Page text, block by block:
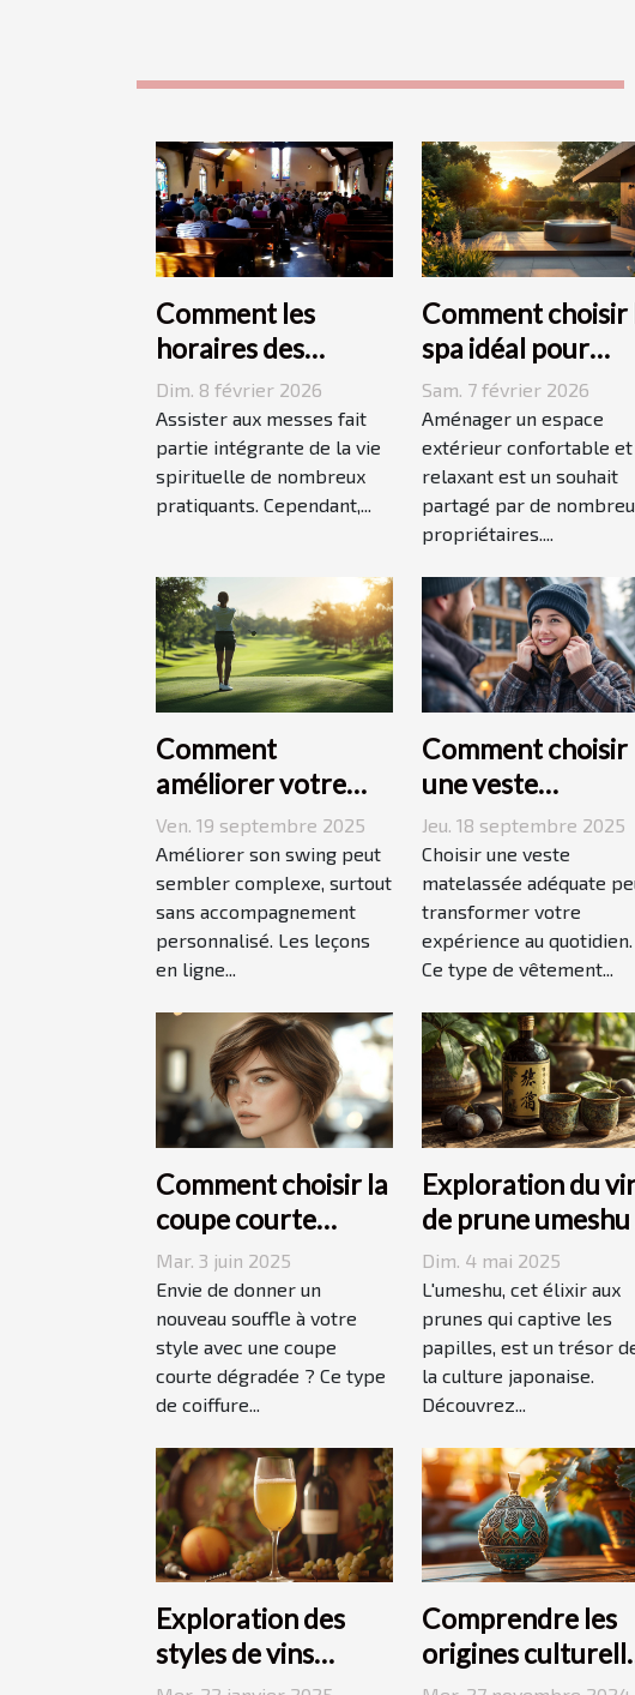
Comment les
horaires des
messes facilitent la
vie des pratiquants
?
Dim. 8 février 2026
Assister aux messes fait
partie intégrante de la vie
spirituelle de nombreux
pratiquants. Cependant,...
Comment choisir
spa idéal pour
votre espace
extérieur ?
Sam. 7 février 2026
Aménager un espace
extérieur confortable et
relaxant est un souhait
partagé par de
propriétaires....
Comment
améliorer votre
swing avec des
leçons en ligne
Ven. 19 septembre 2025
Améliorer son swing peut
sembler complexe, surtout
sans accompagnement
personnalisé. Les leçons
en ligne...
Comment choisir
une veste
matelassée
adaptée à votre
style de vie ?
Jeu. 18 septembre 2025
Choisir une veste
matelassée adéquate
transformer votre
expérience au quotidien.
Ce type de vêtement...
Comment choisir la
coupe courte
dégradée parfaite
pour votre visage
Mar. 3 juin 2025
Envie de donner un
nouveau souffle à votre
style avec une coupe
courte dégradée ? Ce type
de coiffure...
Exploration du
de prune umeshu
origines, saveurs
accords
Dim. 4 mai 2025
L'umeshu, cet élixir aux
prunes qui captive les
papilles, est un trésor
la culture japonaise.
Découvrez...
Exploration des
styles de vins
Comprendre les
origines